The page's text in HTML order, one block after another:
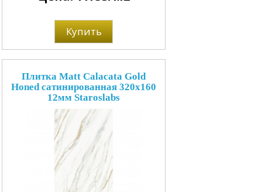
Купить
Плитка Matt Calacata Gold
Honed сатинированная 320x160
12мм Staroslabs